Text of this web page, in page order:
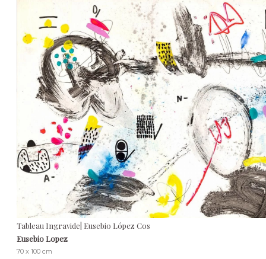
Tableau Ingravide| Eusebio López Cos
Eusebio Lopez
70 x 100 cm